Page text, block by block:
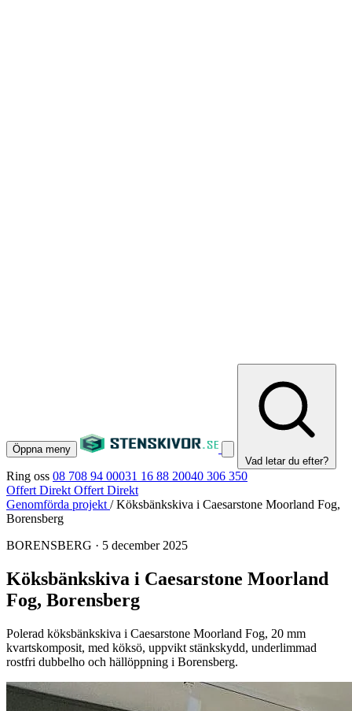
Öppna meny
Vad letar du efter?
Ring oss 08 708 94 00031 16 88 20040 306 350
Offert Direkt Offert Direkt
Genomförda projekt / Köksbänkskiva i Caesarstone Moorland Fog,
Borensberg
BORENSBERG · 5 december 2025
Köksbänkskiva i Caesarstone Moorland
Fog, Borensberg
Polerad köksbänkskiva i Caesarstone Moorland Fog, 20 mm
kvartskomposit, med köksö, uppvikt stänkskydd, underlimmad
rostfri dubbelho och hällöppning i Borensberg.